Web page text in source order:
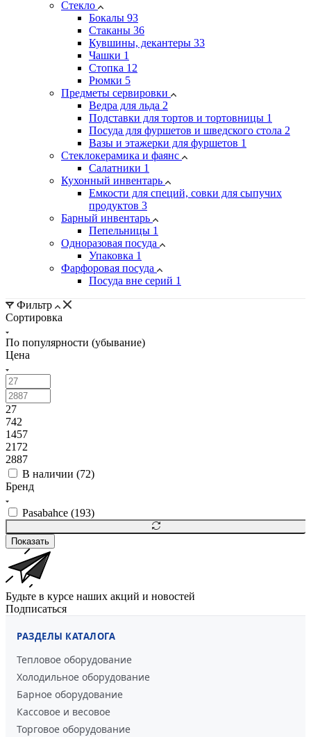
Стекло
Бокалы 93
Стаканы 36
Кувшины, декантеры 33
Чашки 1
Стопка 12
Рюмки 5
Предметы сервировки
Ведра для льда 2
Подставки для тортов и тортовницы 1
Посуда для фуршетов и шведского стола 2
Вазы и этажерки для фуршетов 1
Стеклокерамика и фаянс
Салатники 1
Кухонный инвентарь
Емкости для специй, совки для сыпучих
продуктов 3
Барный инвентарь
Пепельницы 1
Одноразовая посуда
Упаковка 1
Фарфоровая посуда
Посуда вне серий 1
Фильтр
Сортировка
По популярности (убывание)
Цена
27
742
1457
2172
2887
В наличии (72)
Бренд
Pasabahce (193)
Показать
Будьте в курсе наших акций и новостей
Подписаться
РАЗДЕЛЫ КАТАЛОГА
Тепловое оборудование
Холодильное оборудование
Барное оборудование
Кассовое и весовое
Торговое оборудование